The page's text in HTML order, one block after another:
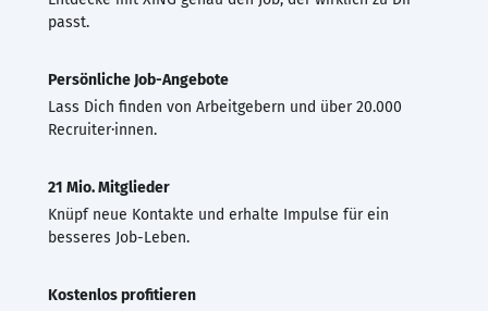
passt.
Persönliche Job-Angebote
Lass Dich finden von Arbeitgebern und über 20.000
Recruiter·innen.
21 Mio. Mitglieder
Knüpf neue Kontakte und erhalte Impulse für ein
besseres Job-Leben.
Kostenlos profitieren